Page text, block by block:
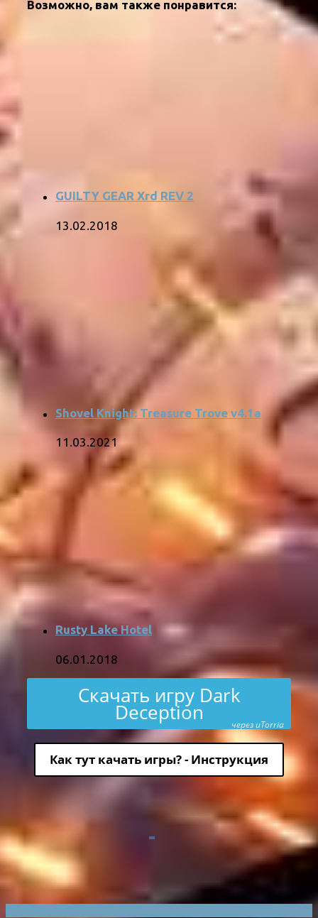
Возможно, вам также понравится:
GUILTY GEAR Xrd REV 2
13.02.2018
Shovel Knight: Treasure Trove v4.1a
11.03.2021
Rusty Lake Hotel
06.01.2018
Скачать игру Dark
Deception через uTorria
Как тут качать игры? - Инструкция